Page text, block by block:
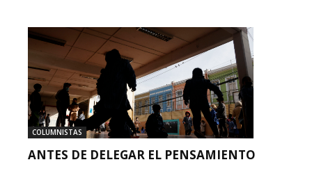
COLUMNISTAS
ANTES DE DELEGAR EL PENSAMIENTO